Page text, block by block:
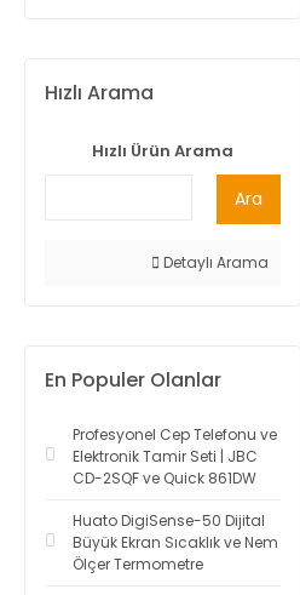
Hızlı Arama
Hızlı Ürün Arama
Ara
Detaylı Arama
En Populer Olanlar
Profesyonel Cep Telefonu ve
Elektronik Tamir Seti | JBC
CD-2SQF ve Quick 861DW
Huato DigiSense-50 Dijital
Büyük Ekran Sıcaklık ve Nem
Ölçer Termometre